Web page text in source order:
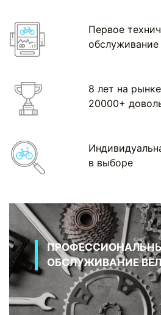
Первое
8 лет на рынке
20000+
в выборе
ОБСЛУЖИВАНИЕ